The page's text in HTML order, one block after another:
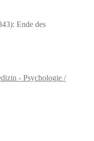
Ende des
- Psychologie /